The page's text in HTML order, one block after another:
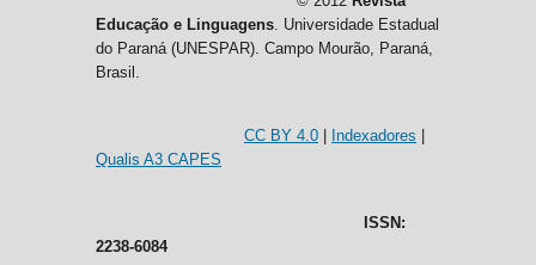
Educação e Linguagens. Universidade Estadual
do Paraná (UNESPAR). Campo Mourão, Paraná,
Brasil.
CC BY 4.0| Indexadores
Qualis A3 CAPES
ISSN:
2238-6084